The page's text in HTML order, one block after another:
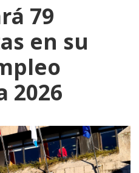
79
en su
2026